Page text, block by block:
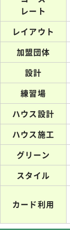
レート
レイアウト
加盟団体
設計
練習場
ハウス設計
ハウス施工
グリーン
スタイル
カード利用